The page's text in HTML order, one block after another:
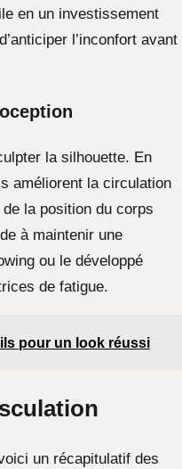
en un investissement
l’inconfort avant
la silhouette. En
améliorent la circulation
la position du corps
à maintenir une
ou le développé
de fatigue.
pour un look réussi
un récapitulatif des